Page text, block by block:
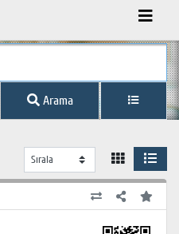
Arama